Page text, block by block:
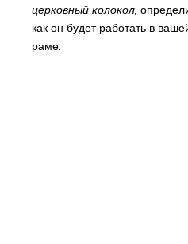
церковный колокол,
как он будет работать в
раме.